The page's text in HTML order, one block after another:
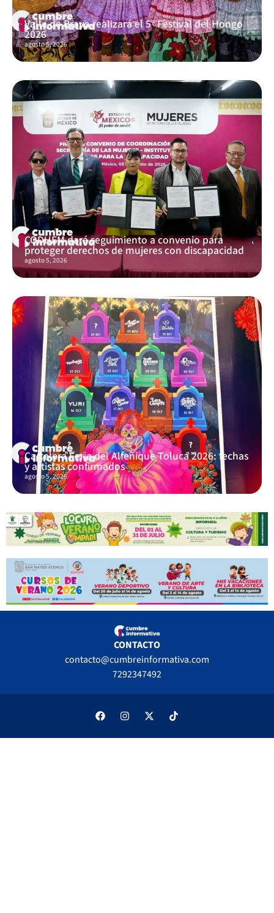
Valle de Bravo realizará el 5° Festival del Hongo
2026
agosto 5, 2026
CODHEM dará seguimiento a convenio para
proteger derechos de mujeres con discapacidad
agosto 5, 2026
Cartelera Feria del Alfeñique Toluca 2026: fechas
y artistas confirmados
agosto 5, 2026
CONTACTO
contacto@cumbreinformativa.com
7292347492